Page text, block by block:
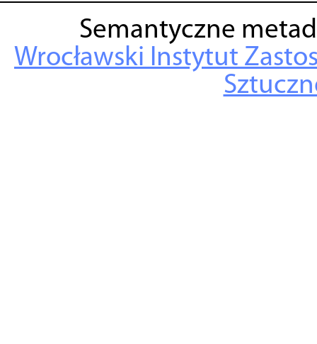
Semantyczne
Wrocławski Instytut